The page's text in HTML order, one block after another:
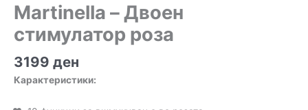
Martinella – Двоен
стимулатор роза
3199 ден
Карактеристики: